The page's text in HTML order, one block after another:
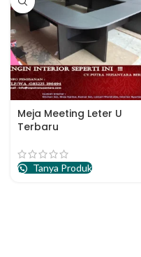
Meja Meeting Leter U
Terbaru
Tanya Produk